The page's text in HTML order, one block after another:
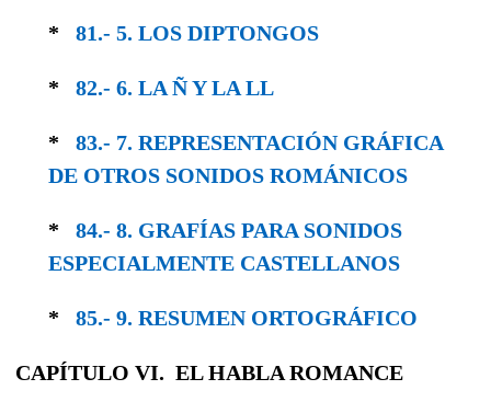
* 81.- 5. LOS DIPTONGOS
* 82.- 6. LA Ñ Y LA LL
* 83.- 7. REPRESENTACIÓN GRÁFICA
DE OTROS SONIDOS ROMÁNICOS
* 84.- 8. GRAFÍAS PARA SONIDOS
ESPECIAL­MENTE CASTELLANOS
* 85.- 9. RESUMEN ORTOGRÁFICO
CAPÍTULO VI. EL HABLA ROMANCE